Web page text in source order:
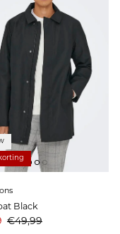
Black
Prijs
€49,99